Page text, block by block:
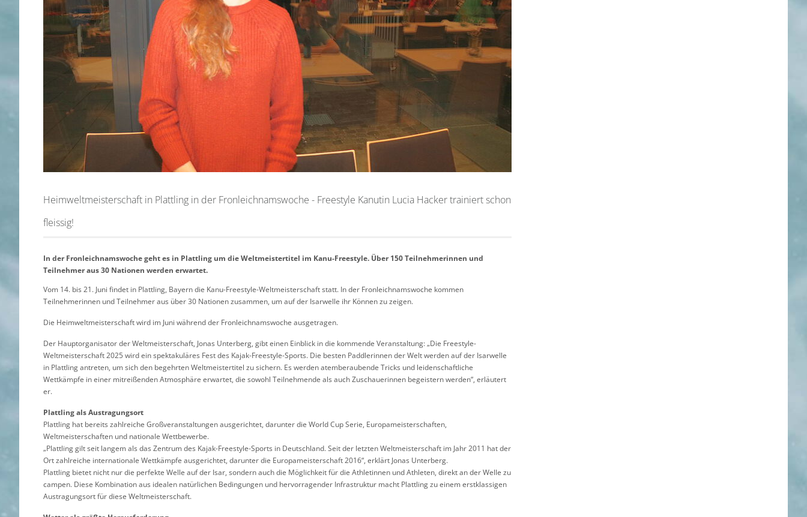
Heimweltmeisterschaft in Plattling in der Fronleichnamswoche - Freestyle Kanutin Lucia Hacker trainiert schon
fleissig!
In der Fronleichnamswoche geht es in Plattling um die Weltmeistertitel im Kanu-Freestyle. Über 150 Teilnehmerinnen und
Teilnehmer aus 30 Nationen werden erwartet.
Vom 14. bis 21. Juni findet in Plattling, Bayern die Kanu-Freestyle-Weltmeisterschaft statt. In der Fronleichnamswoche kommen
Teilnehmerinnen und Teilnehmer aus über 30 Nationen zusammen, um auf der Isarwelle ihr Können zu zeigen.
Die Heimweltmeisterschaft wird im Juni während der Fronleichnamswoche ausgetragen.
Der Hauptorganisator der Weltmeisterschaft, Jonas Unterberg, gibt einen Einblick in die kommende Veranstaltung: „Die Freestyle-
Weltmeisterschaft 2025 wird ein spektakuläres Fest des Kajak-Freestyle-Sports. Die besten Paddlerinnen der Welt werden auf der Isarwelle
in Plattling antreten, um sich den begehrten Weltmeistertitel zu sichern. Es werden atemberaubende Tricks und leidenschaftliche
Wettkämpfe in einer mitreißenden Atmosphäre erwartet, die sowohl Teilnehmende als auch Zuschauerinnen begeistern werden“, erläutert
er.
Plattling als Austragungsort
Plattling hat bereits zahlreiche Großveranstaltungen ausgerichtet, darunter die World Cup Serie, Europameisterschaften,
Weltmeisterschaften und nationale Wettbewerbe.
„Plattling gilt seit langem als das Zentrum des Kajak-Freestyle-Sports in Deutschland. Seit der letzten Weltmeisterschaft im Jahr 2011 hat der
Ort zahlreiche internationale Wettkämpfe ausgerichtet, darunter die Europameisterschaft 2016“, erklärt Jonas Unterberg.
Plattling bietet nicht nur die perfekte Welle auf der Isar, sondern auch die Möglichkeit für die Athletinnen und Athleten, direkt an der Welle zu
campen. Diese Kombination aus idealen natürlichen Bedingungen und hervorragender Infrastruktur macht Plattling zu einem erstklassigen
Austragungsort für diese Weltmeisterschaft.